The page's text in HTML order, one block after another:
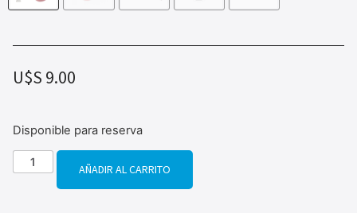
U$S 9.00
Disponible para reserva
AÑADIR AL CARRITO